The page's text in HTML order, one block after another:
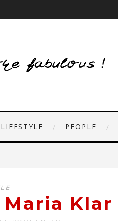
LIFESTYLE PEOPLE
Klar